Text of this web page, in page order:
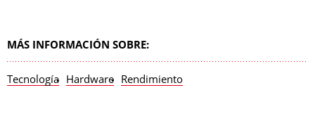
MÁS INFORMACIÓN SOBRE:
Tecnología Hardware Rendimiento